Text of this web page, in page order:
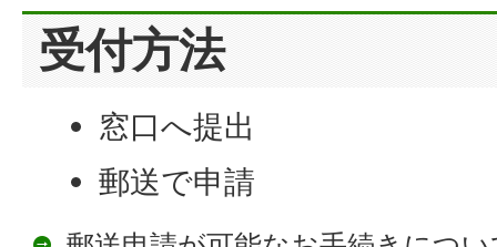
受付方法
窓口へ提出
郵送で申請